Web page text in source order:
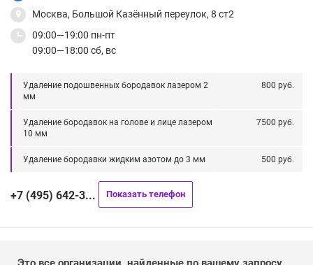
Москва, Большой Казённый переулок, 8 ст2
09:00—19:00 пн-пт
09:00—18:00 сб, вс
Удаление подошвенных бородавок лазером 2
мм
800 руб.
Удаление бородавок на голове и лице лазером
10 мм
7500 руб.
Удаление бородавки жидким азотом до 3 мм 500 руб.
+7 (495) 642-3... Показать телефон